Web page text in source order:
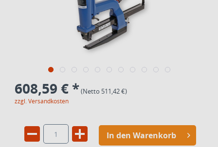
608,59 € *(Netto 511,42 €)
zzgl. Versandkosten
In den Warenkorb